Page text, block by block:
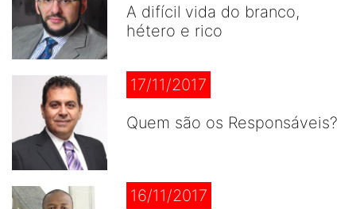
A difícil vida do branco,
hétero e rico
17/11/2017
Quem são os Responsáveis?
16/11/2017